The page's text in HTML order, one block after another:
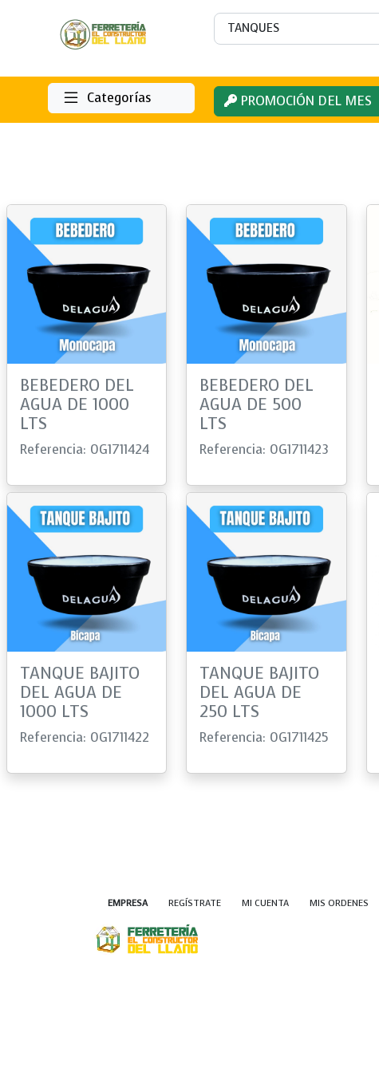
Categorías PROMOCIÓN DEL MES
BEBEDERO DEL
AGUA DE 1000
LTS
Referencia: 0G1711424
BEBEDERO DEL
AGUA DE 500
LTS
Referencia: 0G1711423
TANQUE BAJITO
DEL AGUA DE
1000 LTS
Referencia: 0G1711422
TANQUE BAJITO
DEL AGUA DE
250 LTS
Referencia: 0G1711425
EMPRESA REGÍSTRATE MI CUENTA MIS ORDENES